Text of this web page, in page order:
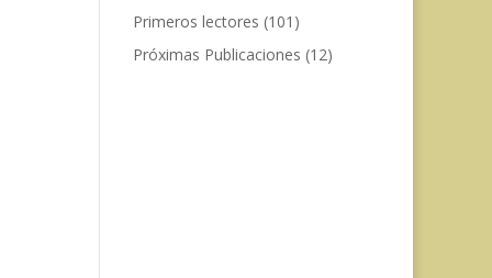
Primeros lectores (101)
Próximas Publicaciones (12)